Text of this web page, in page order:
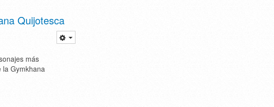
Quijotesca
más
la Gymkhana